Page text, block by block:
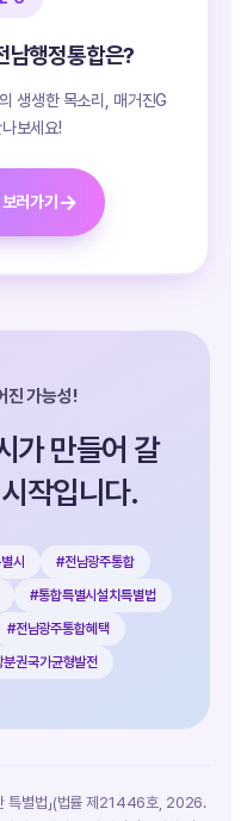
남행정통합은?
생생한 목소리, 매거진G
보세요!
러가기→
진 가능성!
가 만들어 갈
작입니다.
시
#전남광주통합
#통합특별시설치특별법
#전남광주통합혜택
권국가균형발전
특별법」(법률 제21446호, 2026.